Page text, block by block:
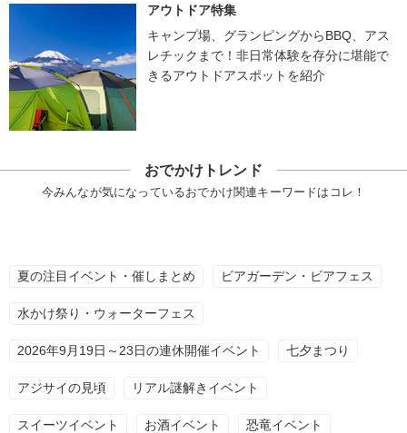
アウトドア特集
キャンプ場、グランピングからBBQ、アス
レチックまで！非日常体験を存分に堪能で
きるアウトドアスポットを紹介
おでかけトレンド
今みんなが気になっているおでかけ関連キーワードはコレ！
夏の注目イベント・催しまとめ ビアガーデン・ビアフェス
水かけ祭り・ウォーターフェス
2026年9月19日～23日の連休開催イベント 七夕まつり
アジサイの見頃 リアル謎解きイベント
スイーツイベント お酒イベント 恐竜イベント